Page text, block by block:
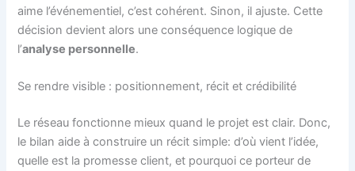
aime l’événementiel, c’est cohérent. Sinon, il ajuste. Cette
décision devient alors une conséquence logique de
l’analyse personnelle.
Se rendre visible : positionnement, récit et crédibilité
Le réseau fonctionne mieux quand le projet est clair. Donc,
le bilan aide à construire un récit simple: d’où vient l’idée,
quelle est la promesse client, et pourquoi ce porteur de